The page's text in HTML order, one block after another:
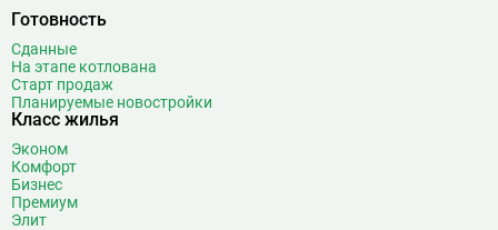
Библиотека имени Ленина
Битцевский парк
Борисово
Боровицкая
Боровское шоссе
Бульвар Адмирала Ушакова
Готовность
Сданные
На этапе котлована
Старт продаж
Планируемые новостройки
Класс жилья
Эконом
Комфорт
Бизнес
Премиум
Элит